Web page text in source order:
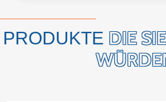
PRODUKTE DIE